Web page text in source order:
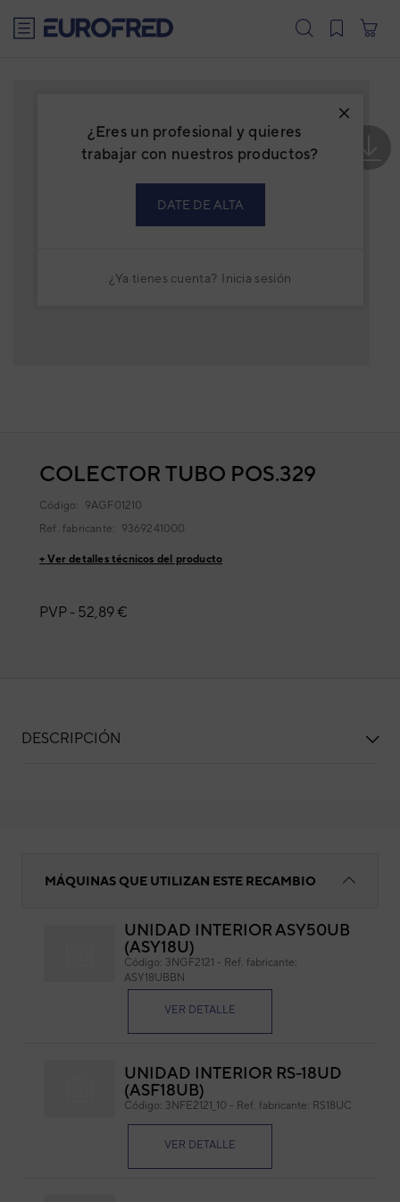
¿Eres un profesional y quieres
trabajar con nuestros productos?
DATE DE ALTA
¿Ya tienes cuenta? Inicia sesión
COLECTOR TUBO POS.329
Código: 9AGF01210
Ref. fabricante: 9369241000
+ Ver detalles técnicos del producto
PVP - 52,89 €
DESCRIPCIÓN
MÁQUINAS QUE UTILIZAN ESTE RECAMBIO
UNIDAD INTERIOR ASY50UB
(ASY18U)
Código: 3NGF2121 - Ref. fabricante:
ASY18UBBN
VER DETALLE
UNIDAD INTERIOR RS-18UD
(ASF18UB)
Código: 3NFE2121_10 - Ref. fabricante: RS18UC
VER DETALLE